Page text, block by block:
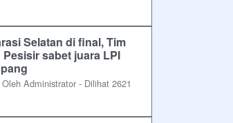
Selatan di final, Tim
sabet juara LPI
Administrator - Dilihat 2621